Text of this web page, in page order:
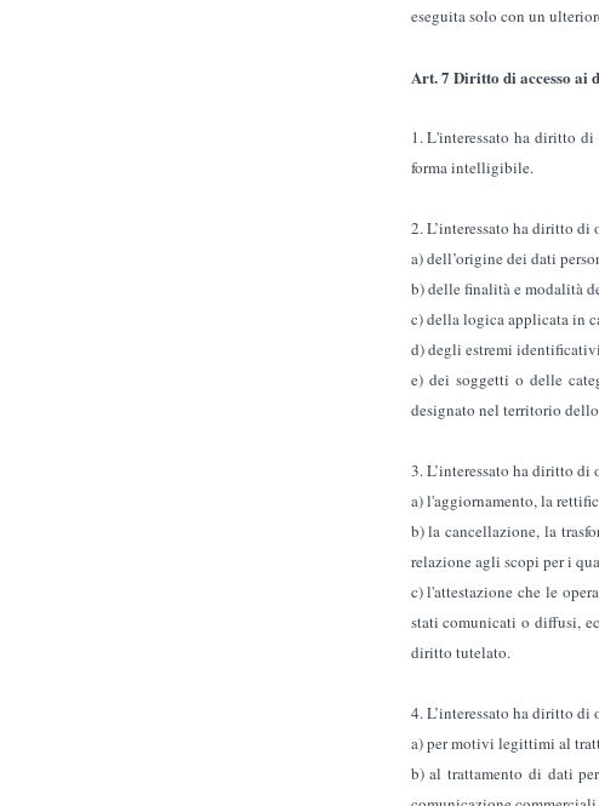
eseguita solo con un
Art. 7 Diritto di accesso
1. L'interessato ha diritto
forma intelligibile.
2. L’interessato ha diritto di
a) dell’origine dei dati
b) delle finalità e modalità
c) della logica applicata in
d) degli estremi
e) dei soggetti o delle
designato nel territorio
3. L’interessato ha diritto di
a) l'aggiornamento, la
b) la cancellazione, la
relazione agli scopi per i
c) l'attestazione che le
stati comunicati o diffusi,
diritto tutelato.
4. L’interessato ha diritto
a) per motivi legittimi al
b) al trattamento di dati